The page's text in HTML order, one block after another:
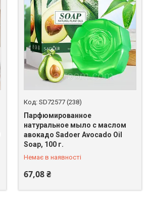
SD72577 (238)
Парфюмированное
натуральное мыло с маслом
авокадо Sadoer Avocado Oil
Soap, 100 г.
Немає в наявності
67,08 ₴
+380 (67) 398-64-94